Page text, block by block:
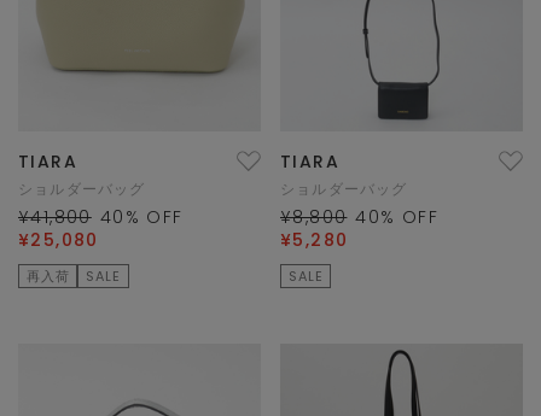
TIARA
ショルダーバッグ
¥41,800 40 % OFF
¥25,080
再入荷 SALE
TIARA
ショルダーバッグ
¥8,800 40% OFF
¥5,280
SALE